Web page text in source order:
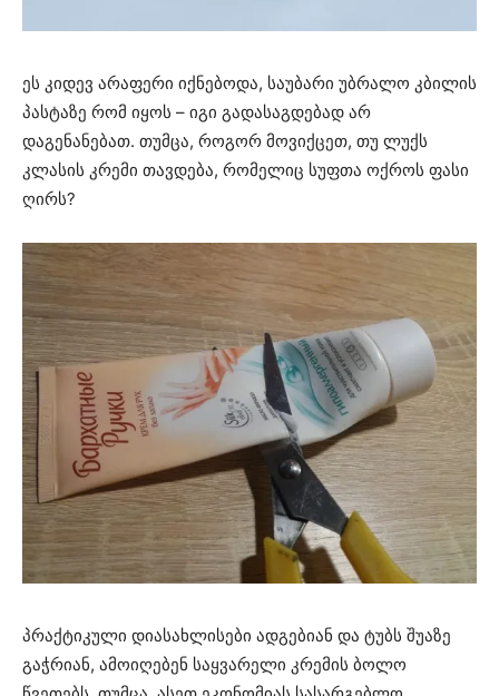
ეს კიდევ არაფერი იქნებოდა, საუბარი უბრალო კბილის
პასტაზე რომ იყოს – იგი გადასაგდებად არ
დაგენანებათ. თუმცა, როგორ მოვიქცეთ, თუ ლუქს
კლასის კრემი თავდება, რომელიც სუფთა ოქროს ფასი
ღირს?
პრაქტიკული დიასახლისები ადგებიან და ტუბს შუაზე
გაჭრიან, ამოიღებენ საყვარელი კრემის ბოლო